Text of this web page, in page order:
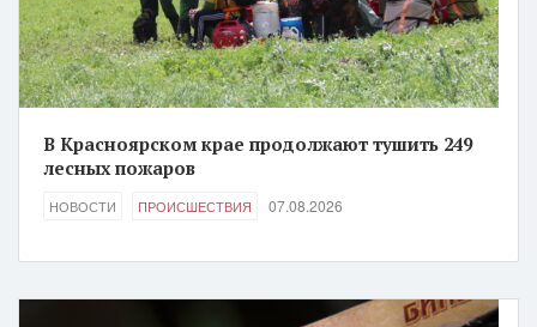
В Красноярском крае продолжают тушить 249
лесных пожаров
НОВОСТИ ПРОИСШЕСТВИЯ 07.08.2026